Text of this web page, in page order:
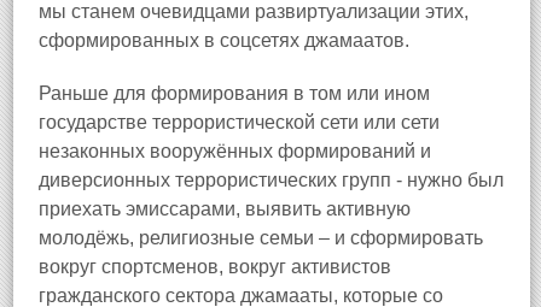
мы станем очевидцами развиртуализации этих,
сформированных в соцсетях джамаатов.
Раньше для формирования в том или ином
государстве террористической сети или сети
незаконных вооружённых формирований и
диверсионных террористических групп - нужно был
приехать эмиссарами, выявить активную
молодёжь, религиозные семьи – и сформировать
вокруг спортсменов, вокруг активистов
гражданского сектора джамааты, которые со